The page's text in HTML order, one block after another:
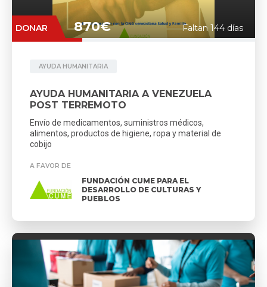
DONAR 870€ Faltan 144 días
AYUDA HUMANITARIA
AYUDA HUMANITARIA A VENEZUELA
POST TERREMOTO
Envío de medicamentos, suministros médicos,
alimentos, productos de higiene, ropa y material de
cobijo
A FAVOR DE
FUNDACIÓN CUME PARA EL
DESARROLLO DE CULTURAS Y
PUEBLOS